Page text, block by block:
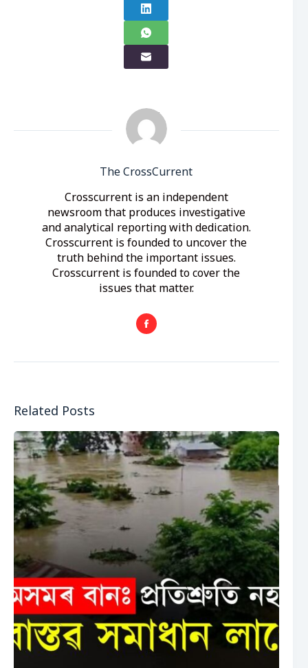
The CrossCurrent
Crosscurrent is an independent
newsroom that produces investigative
and analytical reporting with dedication.
Crosscurrent is founded to uncover the
truth behind the important issues.
Crosscurrent is founded to cover the
issues that matter.
Related Posts